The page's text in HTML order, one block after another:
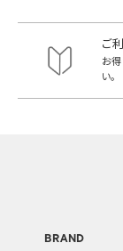
ご
お
い。
BRAND